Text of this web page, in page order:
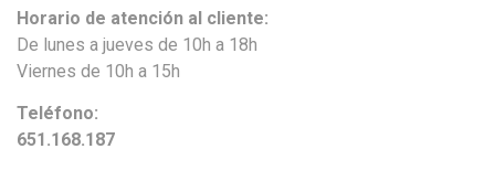
Horario de atención al cliente:
De lunes a jueves de 10h a 18h
Viernes de 10h a 15h
Teléfono:
651.168.187